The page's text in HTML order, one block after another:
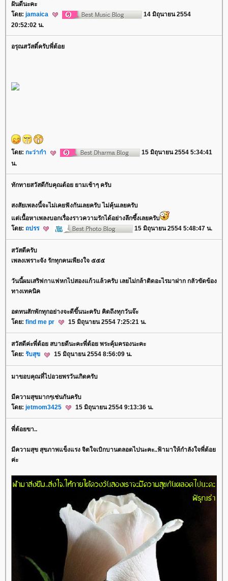
ฝันดีนะคะ
ดย: jamaica
14 มิถุนายน 2554
20:52:02 น.
อรุณสวัสดิ์ครับพี่ต้อ
ดย: กะว่าก๋า
15 มิถุนายน 2554 5:34:41
น.
ทักทายสวัสดีกับคุณต้อย ยามเช้าๆ ครับ
สงสัยเพลงนี้จะไม่เคยฟังกันเลยครับ ไม่คุ้นเลยครับ
ต่เนื้อหาเพลงบอกเรื่องราวความรักได้อย่างลึกซึ้งเลยครับ
ดย: ถปรร 15 มิถุนายน 2554 5:48:47 น.
สวัสดีครับ
เพลงเพราะจัง รักทุกคนเพียงใจ ๕๕๕
วันนี้ผมเสริฟกาแฟหกไปสองแก้วแล้วครับ เลยไม่กล้าติดอะไรมาฝาก กลัวขัดข้อง
ทางเทคนิค
อดทนสักพักทุกอย่างจะดีขึ้นนะครับ คิดถึงทุกวันจ๊ะ
ดย: find me pr 15 มิถุนายน 2554 7:25:21 น.
สวัสดีค่ะพี่ต้อย สบายดีนะคะพี่ต้อย พระคุ้มครองนะคะ
ดย: รับสุข 15 มิถุนายน 2554 8:56:09 น.
มาขอบคุณที่ไปอวยพรวันเกิดครับ
มีความสุขมากๆเช่นกันครับ
ดย: jetmom3425 15 มิถุนายน 2554 9:13:36 น.
พี่ต้อยขา..
มีความสุข สุขภาพแข็งแรง จิตใจเบิกบานตลอดไปนะคะ..ฟ้ามาให้กำลังใจพี่ต้อ
ค่ะ